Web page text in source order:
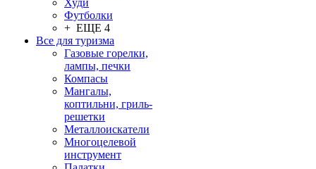
Худи
Футболки
+ ЕЩЕ 4
Все для туризма
Газовые горелки,
лампы, печки
Компасы
Мангалы,
коптильни, гриль-
решетки
Металлоискатели
Многоцелевой
инструмент